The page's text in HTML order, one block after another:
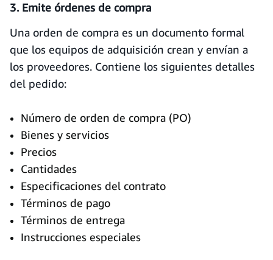
3. Emite órdenes de compra
Una orden de compra es un documento formal
que los equipos de adquisición crean y envían a
los proveedores. Contiene los siguientes detalles
del pedido:
Número de orden de compra (PO)
Bienes y servicios
Precios
Cantidades
Especificaciones del contrato
Términos de pago
Términos de entrega
Instrucciones especiales